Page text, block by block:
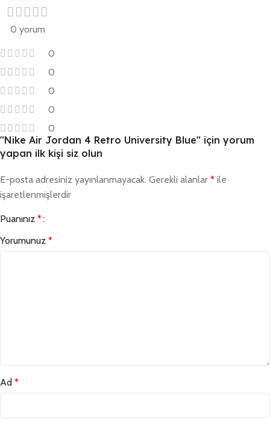
0 yorum
0
0
0
0
0
"Nike Air Jordan 4 Retro University Blue" için yorum
yapan ilk kişi siz olun
E-posta adresiniz yayınlanmayacak. Gerekli alanlar * ile
işaretlenmişlerdir
Puanınız *
Yorumunuz *
Ad *